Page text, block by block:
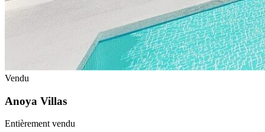
Vendu
Anoya Villas
Entièrement vendu